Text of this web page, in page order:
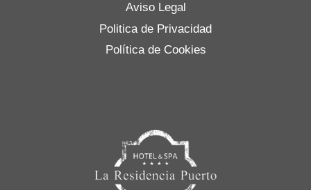
Aviso Legal
Politica de Privacidad
Política de Cookies